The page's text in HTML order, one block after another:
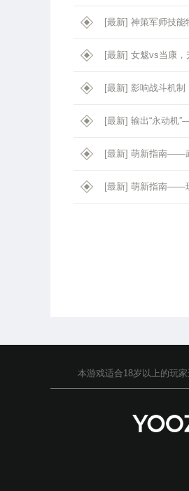
[最新] 神策军师技能
[最新] 女魃vs当康，
[最新] 影响战斗机制
[最新] 输出“永动机
[最新] 萌新指南——
[最新] 萌新指南——
本游戏适合18岁以上的玩家